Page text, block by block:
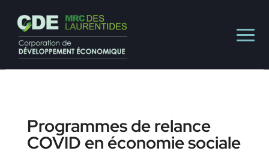
Programmes de relance
COVID en économie sociale